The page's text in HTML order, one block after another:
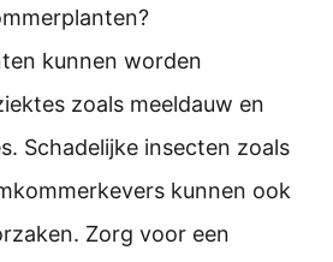
kunnen worden
zoals meeldauw en
Schadelijke insecten zoals
kunnen ook
Zorg voor een